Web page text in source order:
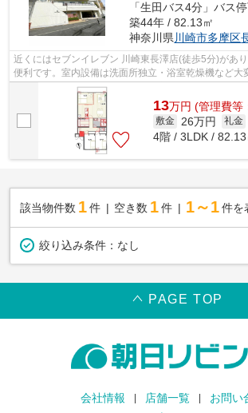
「生田バス4分」バス
築44年 / 82.13㎡
神奈川県 川崎市多摩区
近くにはセブンイレブン 川崎東長澤店(徒歩5分)があ
便利です。室内設備は洗面所独立・浴室乾燥機など大
東南向きのマンションです。川崎市...
13万円 (管理費等
敷金 26万円 礼金
4階 / 3LDK / 82.13
該当物件数 1件 空き数 1 件 1～1 件を
絞り込み条件： なし
PAGE TOP
会社情報 店舗一覧
お問い